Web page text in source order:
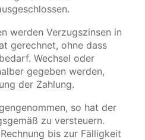
werden Verzugszinsen in
gerechnet, ohne dass
Wechsel oder
gegeben werden,
der Zahlung.
so hat der
zu versteuern.
bis zur Fälligkeit